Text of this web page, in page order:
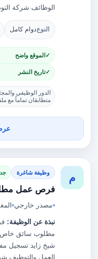
الوظائف شركة
النوعدوام كامل
الموقع واضح
تاريخ النشر
الدور الوظيفي
متطابقان تماماً مع
م وظيفة شاغرة
فرص عمل
مصدر خارجي
نبذة عن الوظيفة:
مطلوب سائق خاص
شيخ زايد تسجيل
العمل والتوظيف